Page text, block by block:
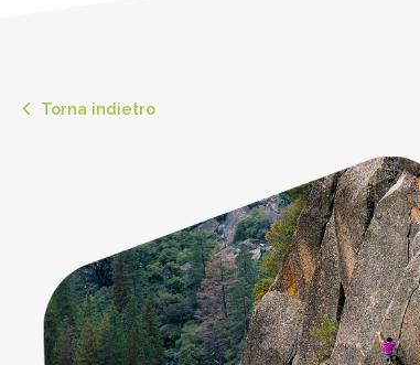
Torna indietro